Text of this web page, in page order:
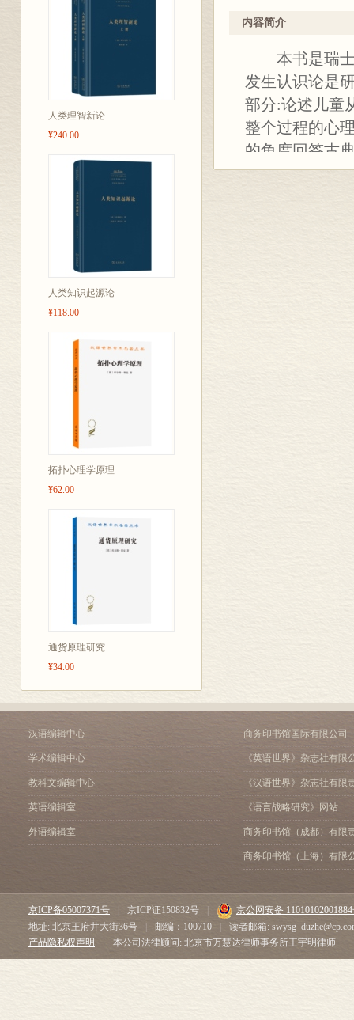
人类理智新论
¥240.00
人类知识起源论
¥118.00
拓扑心理学原理
¥62.00
通货原理研究
¥34.00
他指出：“发生认识论的
括三章。第一章根据对
的认识，换言之，只顾
发展来分析认识。在第二
章则对一些古典认识论
（
皮亚杰研究了儿童智力
格局可以说是认识结构
最后达成逻辑结构。皮亚
起来的理论来说明，也
么初级的(或较复杂的)结
（
皮亚杰理论的另一个特
用符号逻辑作为工具，对
童的活动类型。各个运
基础上形成的。群和格是
思惟结构达到了综合性水
统，并从而解决有关命题
皮亚杰认为活动既是感
演系统，又渗透在整个思
行，也可以朝着相反方向
内容简介
本书是瑞士
发生认识论是
部分:论述儿童
整个过程的心
的角度回答古
的普遍有效性
汉语编辑中心
学术编辑中心
教科文编辑中心
英语编辑室
外语编辑室
商务印书馆国际有限公司
《英语世界》杂志社有限
《汉语世界》杂志社有限
《语言战略研究》网站
商务印书馆（成都）有限
商务印书馆（上海）有限
京ICP备05007371号 京ICP证150832号
京公网安备
地址: 北京王府井大街36号
邮编：100710
读者邮箱:
产品隐私权声明
本公司法律顾问: 北京市万慧达律师事务所王宇明律师